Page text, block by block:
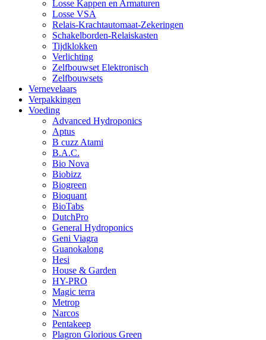
Losse Kappen en Armaturen
Losse VSA
Relais-Krachtautomaat-Zekeringen
Schakelborden-Relaiskasten
Tijdklokken
Verlichting
Zelfbouwset Elektronisch
Zelfbouwsets
Vernevelaars
Verpakkingen
Voeding
Advanced Hydroponics
Aptus
B cuzz Atami
B.A.C.
Bio Nova
Biobizz
Biogreen
Bioquant
BioTabs
DutchPro
General Hydroponics
Geni Viagra
Guanokalong
Hesi
House & Garden
HY-PRO
Magic terra
Metrop
Narcos
Pentakeep
Plagron Glorious Green